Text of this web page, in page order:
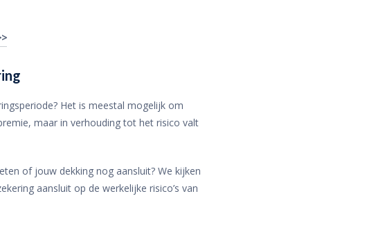
Het is meestal mogelijk om
maar in verhouding tot het risico valt
of jouw dekking nog aansluit? We kijken
aansluit op de werkelijke risico’s van